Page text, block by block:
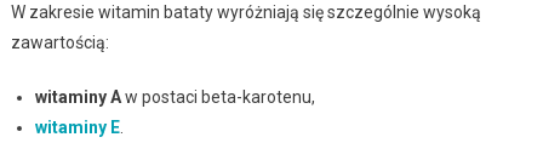
W zakresie witamin bataty wyróżniają się szczególnie wysoką
zawartością:
witaminy Aw postaci beta-karotenu,
witaminy E.